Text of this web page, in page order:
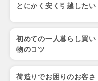
とにかく安く引越したい
初めての一人暮らし買い
物のコツ
荷造りでお困りのお客さ